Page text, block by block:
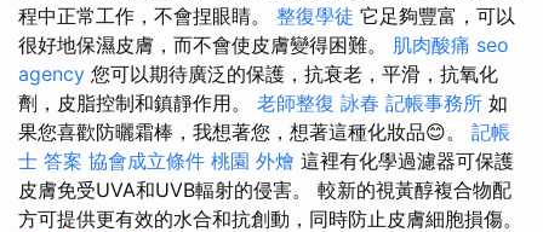
程中正常工作，不會捏眼睛。 整復學徒 它足夠豐富，可以
很好地保濕皮膚，而不會使皮膚變得困難。 肌肉酸痛 seo
agency 您可以期待廣泛的保護，抗衰老，平滑，抗氧化
劑，皮脂控制和鎮靜作用。 老師整復 詠春 記帳事務所 如
果您喜歡防曬霜棒，我想著您，想著這種化妝品😊。 記帳
士 答案 協會成立條件 桃園 外燴 這裡有化學過濾器可保護
皮膚免受UVA和UVB輻射的侵害。 較新的視黃醇複合物配
方可提供更有效的水合和抗創動，同時防止皮膚細胞損傷。